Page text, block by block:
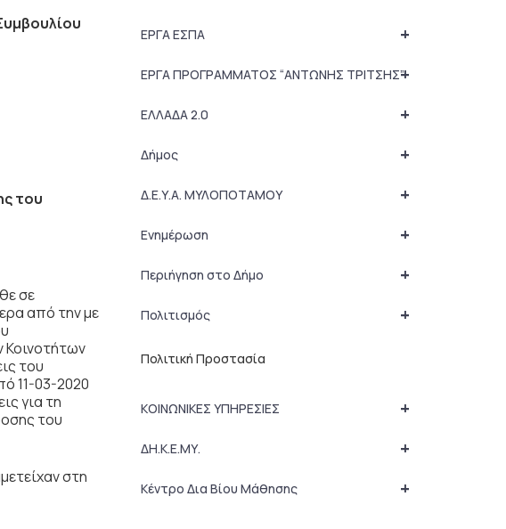
του
σε
από την με
Κοινοτήτων
του
11-03-2020
για τη
του
στη
+
ΕΡΓΑ ΕΣΠΑ
+
ΕΡΓΑ ΠΡΟΓΡΑΜΜΑΤΟΣ “ΑΝΤΩΝΗΣ ΤΡΙΤΣΗΣ”
+
ΕΛΛΑΔΑ 2.0
+
Δήμος
+
Δ.Ε.Υ.Α. ΜΥΛΟΠΟΤΑΜΟΥ
+
Ενημέρωση
+
Περιήγηση στο Δήμο
+
Πολιτισμός
Πολιτική Προστασία
+
ΚΟΙΝΩΝΙΚΕΣ ΥΠΗΡΕΣΙΕΣ
+
ΔΗ.Κ.Ε.ΜΥ.
+
Κέντρο Δια Βίου Μάθησης